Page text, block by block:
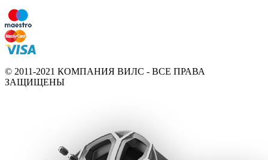
© 2011-2021 КОМПАНИЯ ВИЛС - ВСЕ ПРАВА
ЗАЩИЩЕНЫ